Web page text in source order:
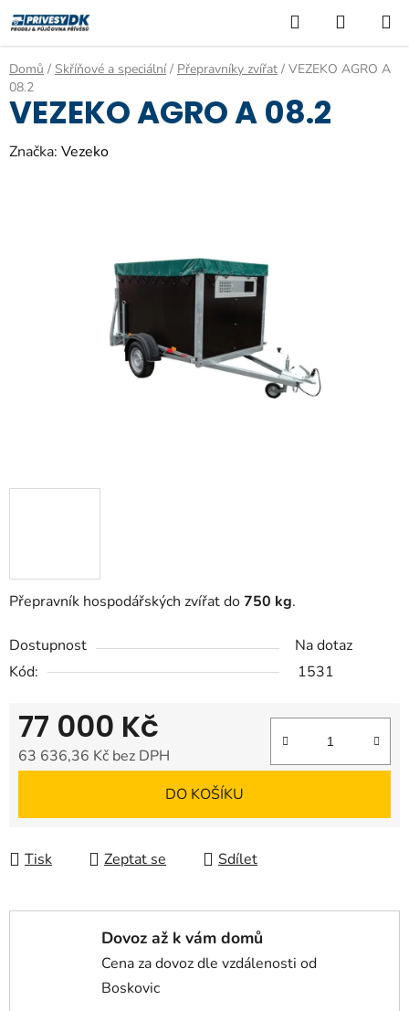
na
obsah
Hledat
KOŠÍK
Domů / Skříňové a speciální / Přepravníky zvířat / VEZEKO AGRO A
08.2
Přepravník hospodářských zvířat do750 kg.
Dostupnost
Na dotaz
Kód:
1531
77 000 Kč
63 636,36 Kč bez DPH
DO KOŠÍKU
Tisk Zeptat se Sdílet
VEZEKO AGRO A 08.2
Značka: Vezeko
Dovoz až k vám domů
Cena za dovoz dle vzdálenosti od
Boskovic